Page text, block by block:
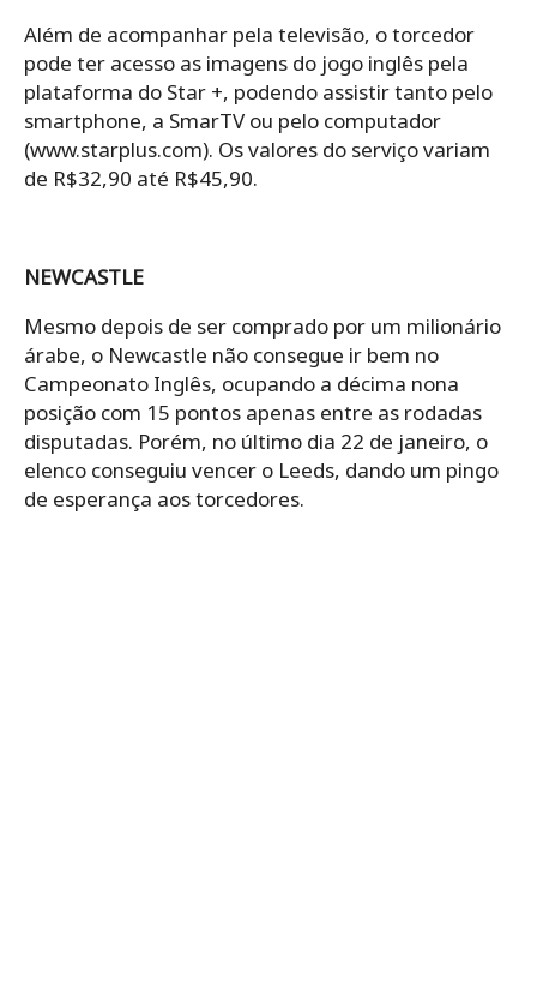
Além de acompanhar pela televisão, o torcedor
pode ter acesso as imagens do jogo inglês pela
plataforma do Star +, podendo assistir tanto pelo
smartphone, a SmarTV ou pelo computador
(www.starplus.com). Os valores do serviço variam
de R$32,90 até R$45,90.
NEWCASTLE
Mesmo depois de ser comprado por um milionário
árabe, o Newcastle não consegue ir bem no
Campeonato Inglês, ocupando a décima nona
posição com 15 pontos apenas entre as rodadas
disputadas. Porém, no último dia 22 de janeiro, o
elenco conseguiu vencer o Leeds, dando um pingo
de esperança aos torcedores.